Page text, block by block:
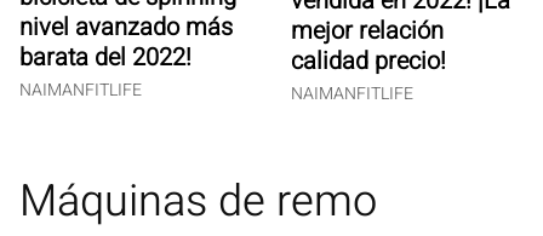
nivel avanzado más
barata del 2022!
NAIMANFITLIFE
mejor relación
calidad precio!
NAIMANFITLIFE
Máquinas de remo